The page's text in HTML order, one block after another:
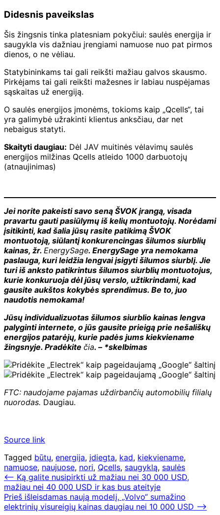
Didesnis paveikslas
Šis žingsnis tinka platesniam pokyčiui: saulės energija ir
saugykla vis dažniau įrengiami namuose nuo pat pirmos
dienos, o ne vėliau.
Statybininkams tai gali reikšti mažiau galvos skausmo.
Pirkėjams tai gali reikšti mažesnes ir labiau nuspėjamas
sąskaitas už energiją.
O saulės energijos įmonėms, tokioms kaip „Qcells“, tai
yra galimybė užrakinti klientus anksčiau, dar net
nebaigus statyti.
Skaityti daugiau: Dėl JAV muitinės vėlavimų saulės
energijos milžinas Qcells atleido 1000 darbuotojų
(atnaujinimas)
Jei norite pakeisti savo seną ŠVOK įrangą, visada
pravartu gauti pasiūlymų iš kelių montuotojų. Norėdami
įsitikinti, kad šalia jūsų rasite patikimą ŠVOK
montuotoją, siūlantį konkurencingas šilumos siurblių
kainas, žr. EnergySage. EnergySage yra nemokama
paslauga, kuri leidžia lengvai įsigyti šilumos siurblį. Jie
turi iš anksto patikrintus šilumos siurblių montuotojus,
kurie konkuruoja dėl jūsų verslo, užtikrindami, kad
gausite aukštos kokybės sprendimus. Be to, juo
naudotis nemokama!
Jūsų individualizuotas šilumos siurblio kainas lengva
palyginti internete, o jūs gausite prieigą prie nešališkų
energijos patarėjų, kurie padės jums kiekviename
žingsnyje. Pradėkite čia. – *skelbimas
FTC: naudojame pajamas uždirbančių automobilių filialų
nuorodas. Daugiau.
Source link
Tagged būtų, energija, įdiegta, kad, kiekviename,
namuose, naujuose, nori, Qcells, saugyklą, saulės
Navigacija
tarp
įrašų
⟵ Ką galite nusipirkti už mažiau nei 30 000 USD,
mažiau nei 40 000 USD ir kas bus ateityje
Prieš išleisdamas naują modelį, „Volvo“ sumažino
elektrinių visureigių kainas daugiau nei 10 000 USD ⟶